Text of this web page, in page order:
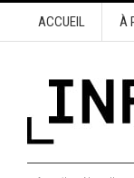
ACCUEIL À